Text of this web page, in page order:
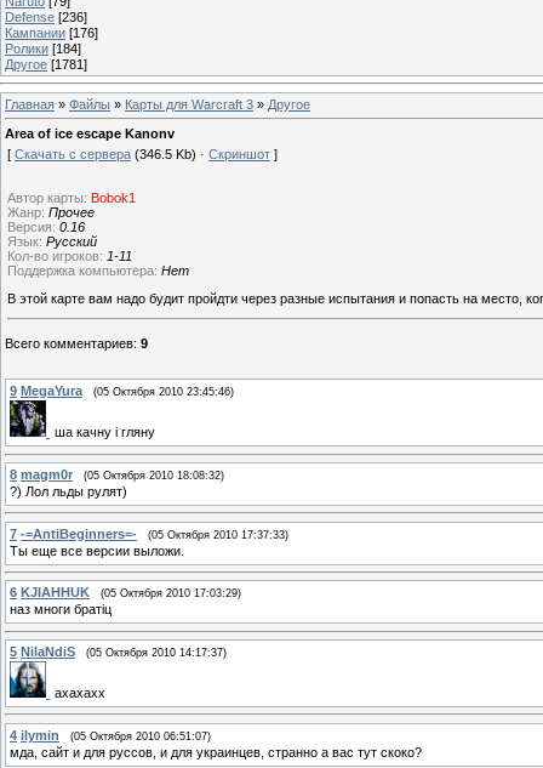
Defense [236]
Кампании [176]
Ролики [184]
Другое [1781]
Главная » Файлы » Карты для Warcraft 3 » Другое
Area of ice escape Kanonv
[ Скачать с сервера (346.5 Kb) · Скриншот ]
Автор карты: Bobok1
Жанр: Прочее
Версия: 0.16
Язык: Русский
Кол-во игроков: 1-11
Поддержка компьютера: Нет
В этой карте вам надо будит пройдти через разные испытания и попасть на место,
Всего комментариев: 9
9 MegaYura (05 Октября 2010 23:45:46)
ша качну і гляну
8 magm0r (05 Октября 2010 18:08:32)
?) Лол льды рулят)
7 -=AntiBeginners=- (05 Октября 2010 17:37:33)
Ты еще все версии выложи.
6 KJIAHHUK (05 Октября 2010 17:03:29)
наз многи братiц
5 NilaNdiS (05 Октября 2010 14:17:37)
ахахахх
4 ilymin (05 Октября 2010 06:51:07)
мда, сайт и для руссов, и для украинцев, странно а вас тут скоко?